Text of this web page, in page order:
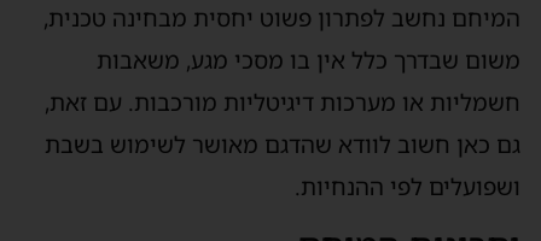
המיחם נחשב לפתרון פשוט יחסית מבחינה טכנית,
משום שבדרך כלל אין בו מסכי מגע, משאבות
חשמליות או מערכות דיגיטליות מורכבות. עם זאת,
גם כאן חשוב לוודא שהדגם מאושר לשימוש בשבת
ושפועלים לפי ההנחיות.